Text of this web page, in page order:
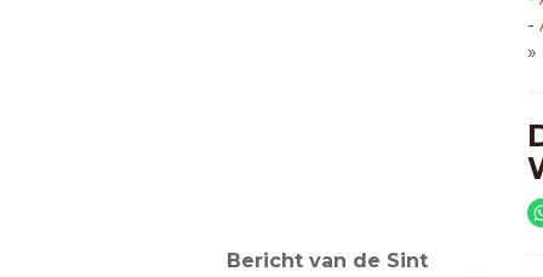
Bericht van de Sint
-
»